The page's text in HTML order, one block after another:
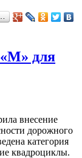
«М» для
внесение
дорожного
категория
квадроциклы.